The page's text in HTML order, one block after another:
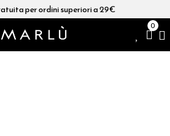
per ordini superiori a 29€
0